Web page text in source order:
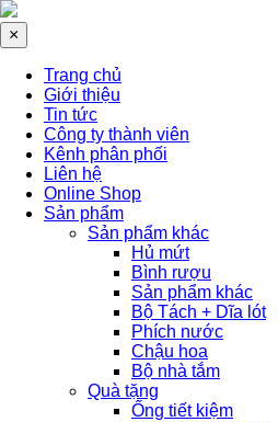
×
Trang chủ
Giới thiệu
Tin tức
Công ty thành viên
Kênh phân phối
Liên hệ
Online Shop
Sản phẩm
Sản phẩm khác
Hủ mứt
Bình rượu
Sản phẩm khác
Bộ Tách + Dĩa lót
Phích nước
Chậu hoa
Bộ nhà tắm
Quà tặng
Ống tiết kiệm